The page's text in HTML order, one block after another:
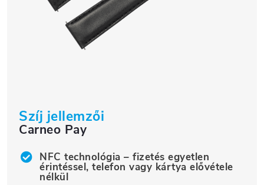
Szíj jellemzői
Carneo Pay
NFC technológia – fizetés egyetlen
érintéssel, telefon vagy kártya elővétele
nélkül